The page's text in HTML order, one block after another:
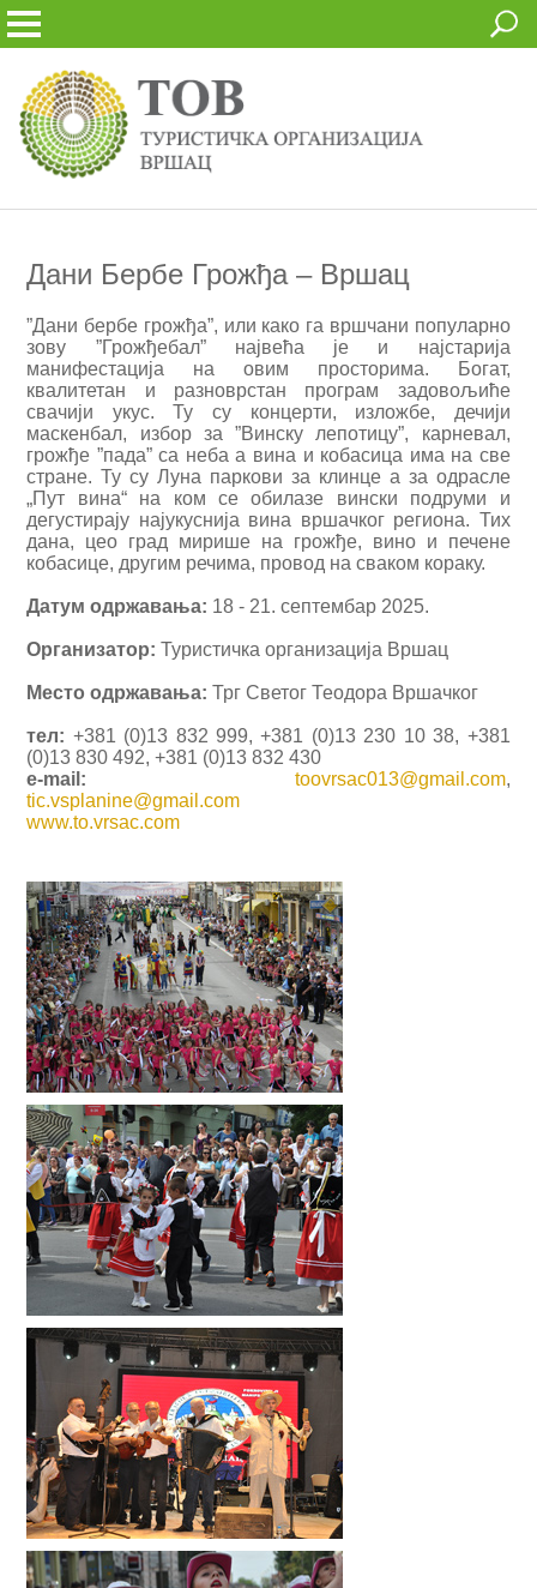
Дани Бербе Грожђа – Вршац
”Дани бербе грожђа”, или како га вршчани популарно
зову ”Грожђебал” највећа је и најстарија
манифестација на овим просторима. Богат,
квалитетан и разноврстан програм задовољиће
свачији укус. Ту су концерти, изложбе, дечији
маскенбал, избор за ”Винску лепотицу”, карневал,
грожђе ”пада” са неба а вина и кобасица има на све
стране. Ту су Луна паркови за клинце а за одрасле
„Пут вина“ на ком се обилазе вински подруми и
дегустирају најукуснија вина вршачког региона. Тих
дана, цео град мирише на грожђе, вино и печене
кобасице, другим речима, провод на сваком кораку.
Датум одржавања: 18 - 21. септембар 2025.
Организатор:Туристичка организација Вршац
Место одржавања:Трг Светог Теодора Вршачког
тел: +381 (0)13 832 999, +381 (0)13 230 10 38, +381
(0)13 830 492, +381 (0)13 832 430
e-mail: toovrsac013@gmail.com,
tic.vsplanine@gmail.com
www.to.vrsac.com